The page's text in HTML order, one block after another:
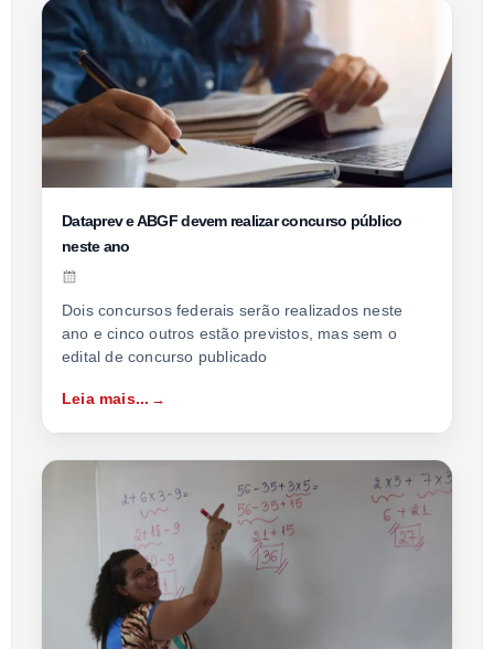
Dataprev e ABGF devem realizar concurso público
neste ano
Dois concursos federais serão realizados neste
ano e cinco outros estão previstos, mas sem o
edital de concurso publicado
Leia mais...